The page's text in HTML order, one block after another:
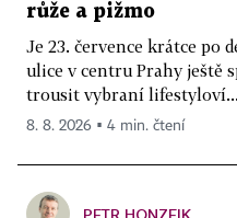
růže a pižmo
Je 23. července krátce po
ulice v centru Prahy ještě
trousit vybraní lifestyloví...
8. 8. 2026 ▪ 4 min. čtení
PETR HONZEJK